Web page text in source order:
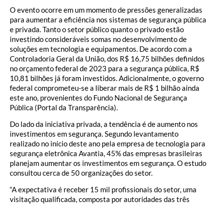
O evento ocorre em um momento de pressões generalizadas
para aumentar a eficiência nos sistemas de segurança pública
e privada. Tanto o setor público quanto o privado estão
investindo consideráveis somas no desenvolvimento de
soluções em tecnologia e equipamentos. De acordo com a
Controladoria Geral da União, dos R$ 16,75 bilhões definidos
no orçamento federal de 2023 para a segurança pública, R$
10,81 bilhões já foram investidos. Adicionalmente, o governo
federal comprometeu-se a liberar mais de R$ 1 bilhão ainda
este ano, provenientes do Fundo Nacional de Segurança
Pública (Portal da Transparência).
Do lado da iniciativa privada, a tendência é de aumento nos
investimentos em segurança. Segundo levantamento
realizado no início deste ano pela empresa de tecnologia para
segurança eletrônica Avantia, 45% das empresas brasileiras
planejam aumentar os investimentos em segurança. O estudo
consultou cerca de 50 organizações do setor.
“A expectativa é receber 15 mil profissionais do setor, uma
visitação qualificada, composta por autoridades das três